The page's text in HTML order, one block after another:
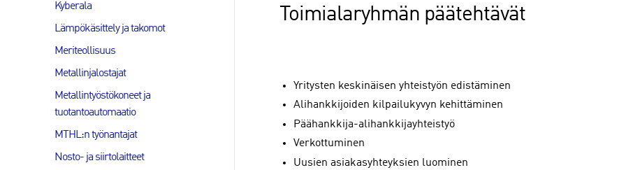
Kyberala
Lämpökäsittely ja takomot
Meriteollisuus
Metallinjalostajat
Metallintyöstökoneet ja
tuotantoautomaatio
MTHL:n työnantajat
Nosto- ja siirtolaitteet
Toimialaryhmän päätehtävät
Yritysten keskinäisen yhteistyön edistäminen
Alihankkijoiden kilpailukyvyn kehittäminen
Päähankkija-alihankkijayhteistyö
Verkottuminen
Uusien asiakasyhteyksien luominen